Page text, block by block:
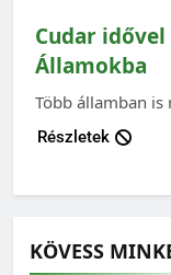
Cudar
Államokba
Több államban
Részletek
KÖVESS